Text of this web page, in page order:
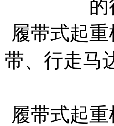
履带式起
带、行走马
履带式起